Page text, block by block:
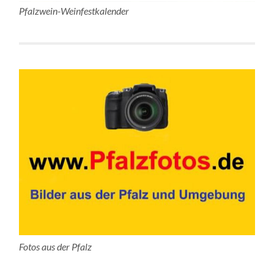
Pfalzwein-Weinfestkalender
Fotos aus der Pfalz